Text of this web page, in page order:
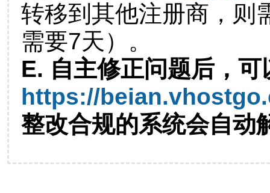
转移到其他注册商，则
需要7天）。
E. 自主修正问题后，可
https://
整改合规的系统会自动